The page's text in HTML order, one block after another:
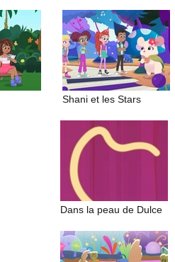
Shani et les Stars
Dans la peau de Dulce